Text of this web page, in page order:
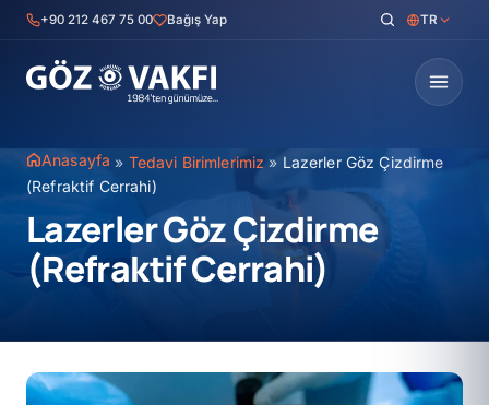
İçeriğe+90 212 467 75 00 Bağış Yap TR
Anasayfa » Tedavi Birimlerimiz » Lazerler Göz Çizdirme
(Refraktif Cerrahi)
Lazerler Göz Çizdirme
(Refraktif Cerrahi)